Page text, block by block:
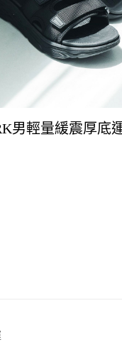
男輕量緩震厚底